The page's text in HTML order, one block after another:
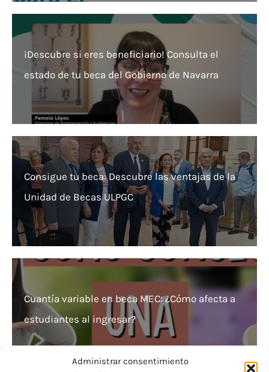
Administrar consentimiento
¡Descubre si eres beneficiario! Consulta el
estado de tu beca del Gobierno de Navarra
Consigue tu beca: Descubre las ventajas de la
Unidad de Becas ULPGC
Cuantía variable en beca MEC: ¿Cómo afecta a
estudiantes al ingresar?